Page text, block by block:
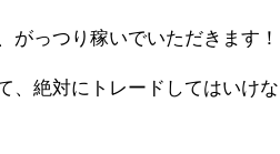
がっつり稼いでいただきます！
、絶対にトレードしてはいけな